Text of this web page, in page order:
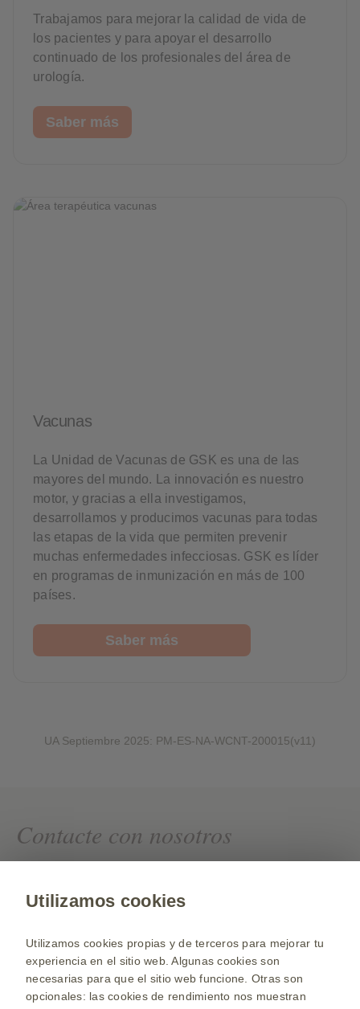
Trabajamos para mejorar la calidad de vida de
los pacientes y para apoyar el desarrollo
continuado de los profesionales del área de
urología.
Saber más
Vacunas
La Unidad de Vacunas de GSK es una de las
mayores del mundo. La innovación es nuestro
motor, y gracias a ella investigamos,
desarrollamos y producimos vacunas para todas
las etapas de la vida que permiten prevenir
muchas enfermedades infecciosas. GSK es líder
en programas de inmunización en más de 100
países.
Saber más
UA Septiembre 2025: PM-ES-NA-WCNT-200015(v11)
Contacte con nosotros
formación o información adicional, contacte con
nosotros
Contacto
Utilizamos cookies
Utilizamos cookies propias y de terceros para mejorar tu
experiencia en el sitio web. Algunas cookies son
necesarias para que el sitio web funcione. Otras son
opcionales: las cookies de rendimiento nos muestran